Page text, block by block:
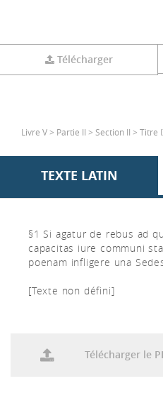
Télécharger
Livre V > Partie II > Section II > Titre
TEXTE LATIN
§1 Si agatur de rebus ad
capacitas iure communi
poenam infligere una
[Texte non défini]
Télécharger le